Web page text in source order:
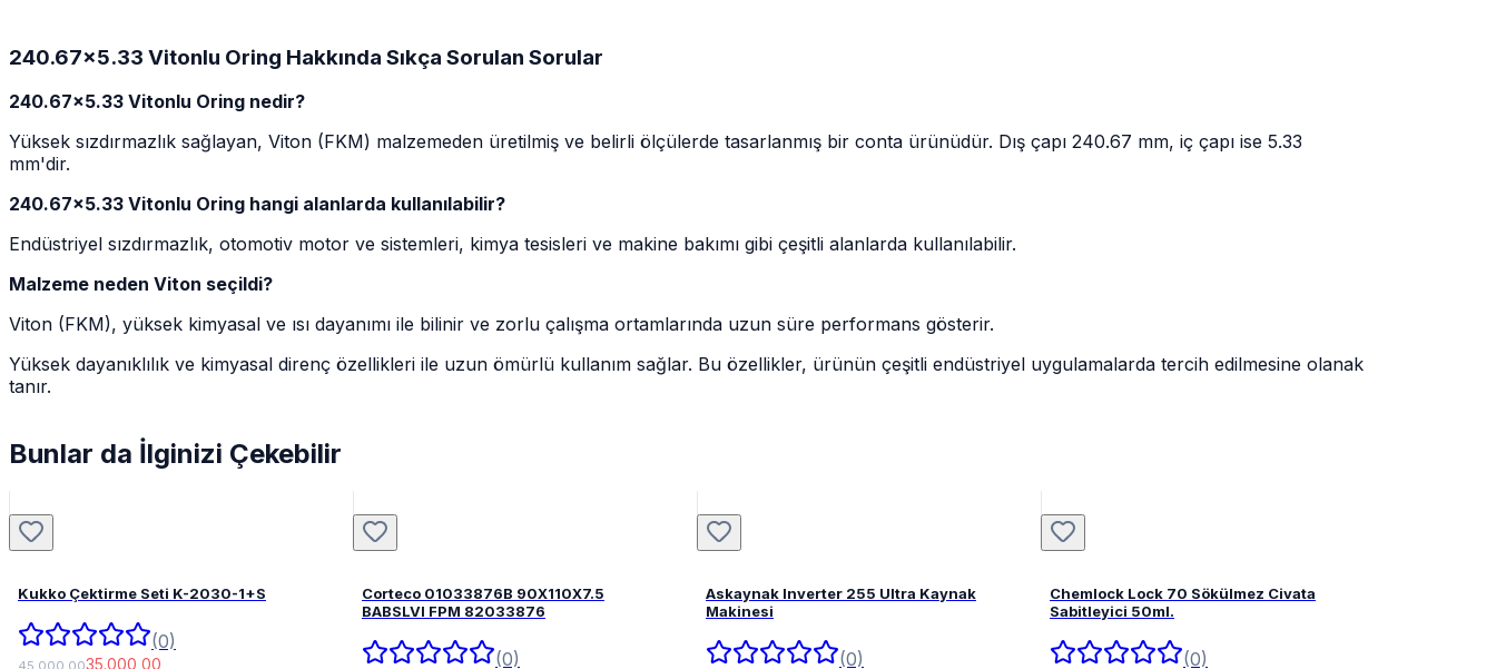
240.67x5.33 Vitonlu Oring Hakkında Sıkça Sorulan Sorular
240.67x5.33 Vitonlu Oring nedir?
Yüksek sızdırmazlık sağlayan, Viton (FKM) malzemeden üretilmiş ve belirli ölçülerde tasarlanmış bir conta ürünüdür. Dış çapı 240.67 mm, iç çapı ise 5.33
mm'dir.
240.67x5.33 Vitonlu Oring hangi alanlarda kullanılabilir?
Endüstriyel sızdırmazlık, otomotiv motor ve sistemleri, kimya tesisleri ve makine bakımı gibi çeşitli alanlarda kullanılabilir.
Malzeme neden Viton seçildi?
Viton (FKM), yüksek kimyasal ve ısı dayanımı ile bilinir ve zorlu çalışma ortamlarında uzun süre performans gösterir.
Yüksek dayanıklılık ve kimyasal direnç özellikleri ile uzun ömürlü kullanım sağlar. Bu özellikler, ürünün çeşitli endüstriyel uygulamalarda tercih edilmesine olanak
tanır.
Bunlar da İlginizi Çekebilir
Kukko Çektirme Seti K-2030-1+S
(0)
45.000,0035.000,00
Corteco 01033876B 90X110X7.5
BABSLVI FPM 82033876
(0)
Askaynak Inverter 255 Ultra Kaynak
Makinesi
(0)
Chemlock Lock 70 Sökülmez Civata
Sabitleyici 50ml.
(0)